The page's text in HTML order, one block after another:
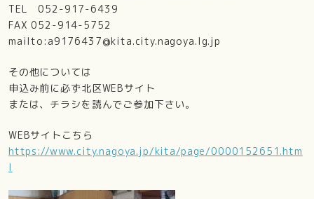
TEL 052-917-6439
FAX 052-914-5752
mailto:a9176437@kita.city.nagoya.lg.jp
その他については
申込み前に必ず北区WEBサイト
または、チラシを読んでご参加下さい。
WEBサイトこちら
https://www.city.nagoya.jp/kita/page/0000152651.htm
l